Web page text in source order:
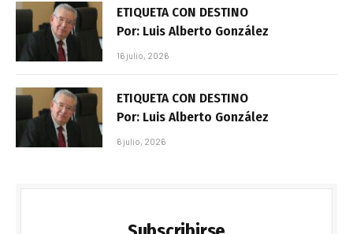
ETIQUETA CON DESTINO
Por: Luis Alberto González
16 julio, 2026
ETIQUETA CON DESTINO
Por: Luis Alberto González
6 julio, 2026